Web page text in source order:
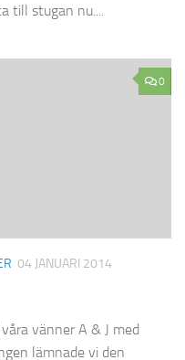
stugan nu....
0
04 JANUARI 2014
vänner A & J med
lämnade vi den